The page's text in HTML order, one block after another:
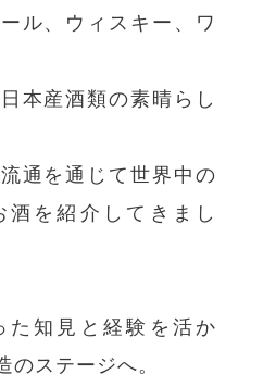
ル、ウィスキー、ワ
本産酒類の素晴らし
通を通じて世界中の
酒を紹介してきまし
た知見と経験を活か
のステージへ。